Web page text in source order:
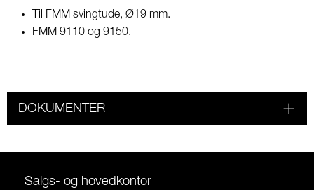
Til FMM svingtude, Ø19 mm.
FMM 9110 og 9150.
DOKUMENTER
Salgs- og hovedkontor